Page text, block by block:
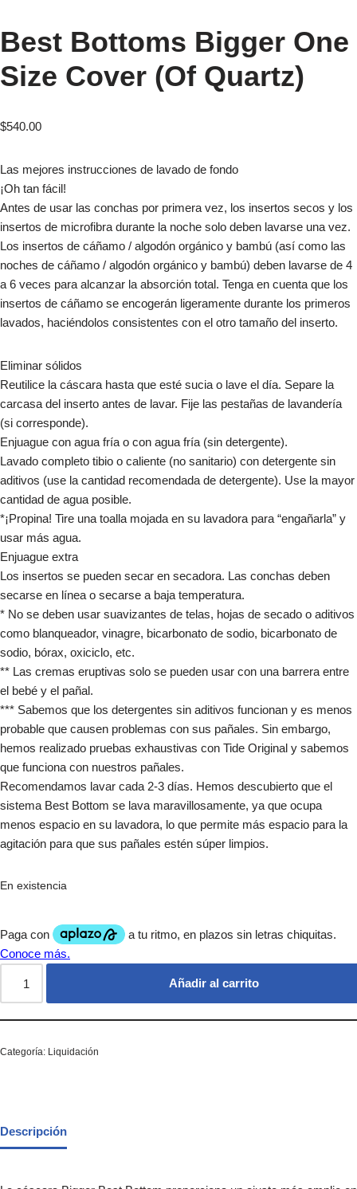
Best Bottoms Bigger One
Size Cover (Of Quartz)
$540.00
Las mejores instrucciones de lavado de fondo
¡Oh tan fácil!
Antes de usar las conchas por primera vez, los insertos secos y los
insertos de microfibra durante la noche solo deben lavarse una vez.
Los insertos de cáñamo / algodón orgánico y bambú (así como las
noches de cáñamo / algodón orgánico y bambú) deben lavarse de 4
a 6 veces para alcanzar la absorción total. Tenga en cuenta que los
insertos de cáñamo se encogerán ligeramente durante los primeros
lavados, haciéndolos consistentes con el otro tamaño del inserto.
Eliminar sólidos
Reutilice la cáscara hasta que esté sucia o lave el día. Separe la
carcasa del inserto antes de lavar. Fije las pestañas de lavandería
(si corresponde).
Enjuague con agua fría o con agua fría (sin detergente).
Lavado completo tibio o caliente (no sanitario) con detergente sin
aditivos (use la cantidad recomendada de detergente). Use la mayor
cantidad de agua posible.
*¡Propina! Tire una toalla mojada en su lavadora para “engañarla” y
usar más agua.
Enjuague extra
Los insertos se pueden secar en secadora. Las conchas deben
secarse en línea o secarse a baja temperatura.
* No se deben usar suavizantes de telas, hojas de secado o aditivos
como blanqueador, vinagre, bicarbonato de sodio, bicarbonato de
sodio, bórax, oxiciclo, etc.
** Las cremas eruptivas solo se pueden usar con una barrera entre
el bebé y el pañal.
*** Sabemos que los detergentes sin aditivos funcionan y es menos
probable que causen problemas con sus pañales. Sin embargo,
hemos realizado pruebas exhaustivas con Tide Original y sabemos
que funciona con nuestros pañales.
Recomendamos lavar cada 2-3 días. Hemos descubierto que el
sistema Best Bottom se lava maravillosamente, ya que ocupa
menos espacio en su lavadora, lo que permite más espacio para la
agitación para que sus pañales estén súper limpios.
En existencia
Añadir al carrito
Categoría: Liquidación
Descripción